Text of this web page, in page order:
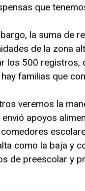
que
la suma de
de la zona
los 500 registros,
familias que
veremos la
envió apoyos
como la baja y
de preescolar y